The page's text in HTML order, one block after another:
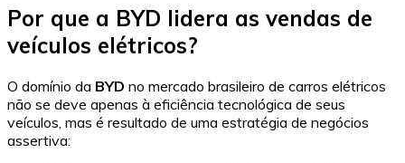
Por que a BYD lidera as vendas de
veículos elétricos?
O domínio da BYD no mercado brasileiro de carros elétricos
não se deve apenas à eficiência tecnológica de seus
veículos, mas é resultado de uma estratégia de negócios
assertiva: